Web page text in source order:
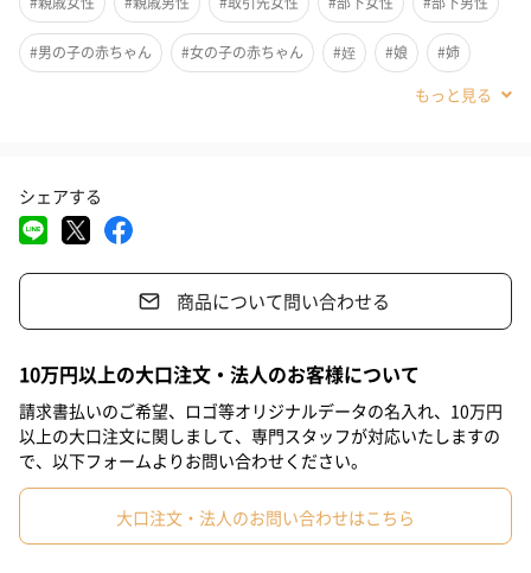
・赤ちゃん用食器
・おくるみ
ママ向けのリラックスグッズも
赤ちゃん用のプレゼントだけでなくお母さんお父さん向けのプレ
ゼントも充実しています。やはり出産祝いというと赤ちゃん用の
ママ用のプレゼントはとっても嬉しい！
サンプルはこちら
#男の子の赤ちゃん #女の子の赤ちゃん #姪 #娘 #姉
#上司男性
シェアする
商品について問い合わせる
10万円以上の大口注文・法人のお客様について
請求書払いのご希望、ロゴ等オリジナルデータの名入れ、10万円
以上の大口注文に関しまして、専門スタッフが対応いたしますの
で、以下フォームよりお問い合わせください。
大口注文・法人のお問い合わせはこちら